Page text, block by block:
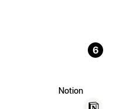
6
Notion